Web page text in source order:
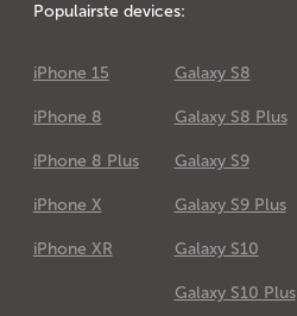
Populairste devices:
iPhone 15
iPhone 8
iPhone 8 Plus
iPhone X
iPhone XR
Galaxy S8
Galaxy S8 Plus
Galaxy S9
Galaxy S9 Plus
Galaxy S10
Galaxy S10 Plus